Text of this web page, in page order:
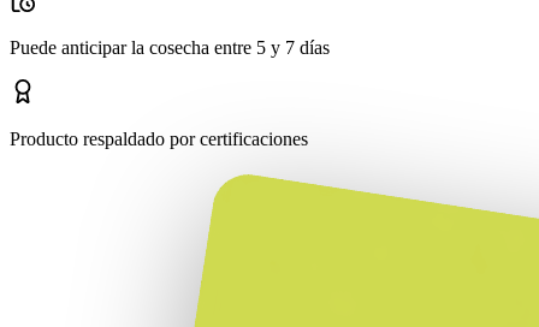
Puede anticipar la cosecha entre 5 y 7 días
Producto respaldado por certificaciones